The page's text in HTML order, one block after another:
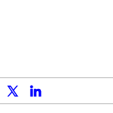
x.com linkedin